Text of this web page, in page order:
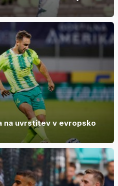
na uvrstitev v evropsko